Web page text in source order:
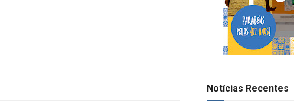
Notícias Recentes